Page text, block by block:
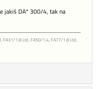
jakiś DA* 300/4, tak na
FA31/1.8 Ltd, FA50/1.4, FA77/1.8 Ltd,